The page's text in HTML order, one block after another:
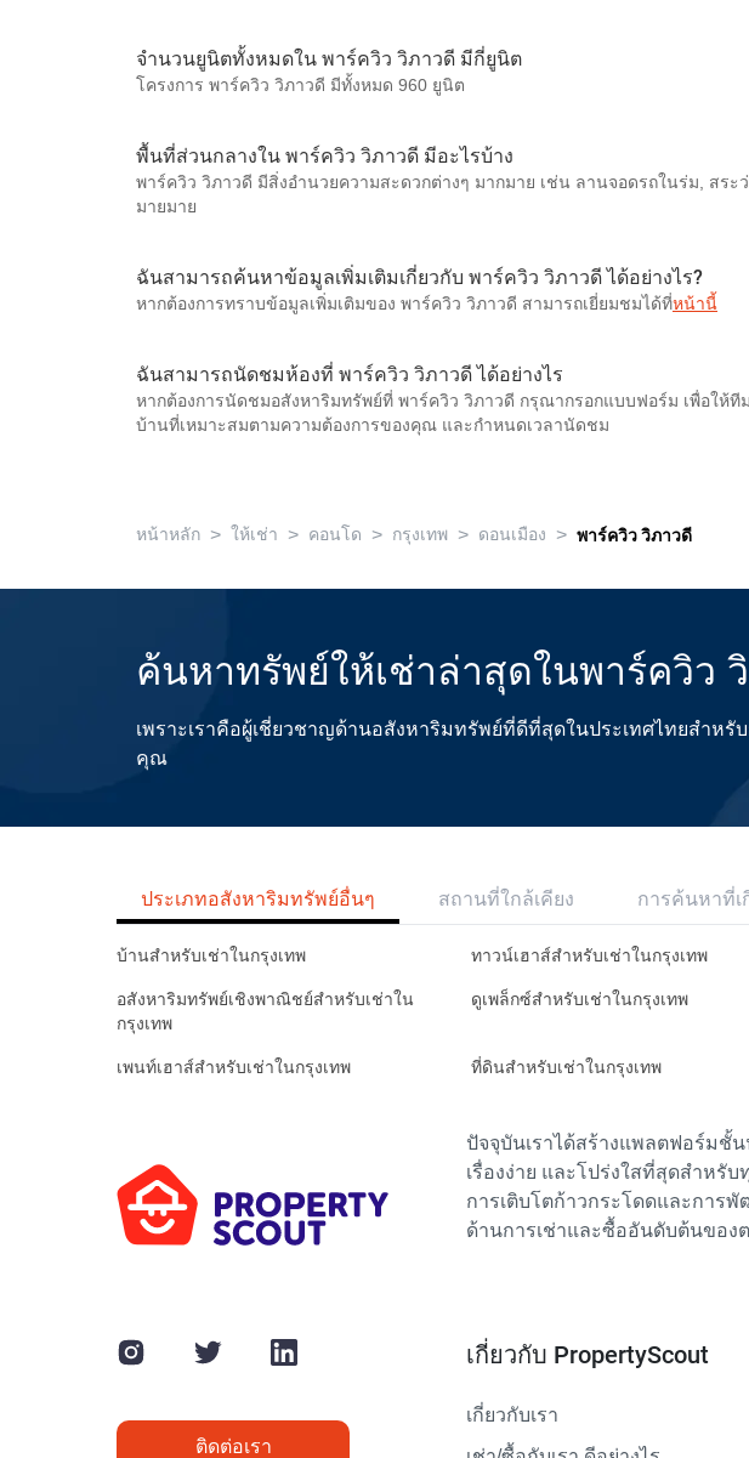
จำนวนยูนิตทั้งหมดใน พาร์ควิว วิภาวดี มีกี่ยูนิต
โครงการ พาร์ควิว วิภาวดี มีทั้งหมด 960 ยูนิต
พื้นที่ส่วนกลางใน พาร์ควิว วิภาวดี มีอะไรบ้าง
พาร์ควิว วิภาวดี มีสิ่งอำนวยความสะดวกต่างๆ มากมาย เช่น ลานจอดรถในร่ม, สระ
มายมาย
ฉันสามารถค้นหาข้อมูลเพิ่มเติมเกี่ยวกับ พาร์ควิว วิภาวดี ได้อย่างไร?
หากต้องการทราบข้อมูลเพิ่มเติมของ พาร์ควิว วิภาวดี สามารถเยี่ยมชมได้ที่หน้านี้
ฉันสามารถนัดชมห้องที่ พาร์ควิว วิภาวดี ได้อย่างไร
หากต้องการนัดชมอสังหาริมทรัพย์ที่ พาร์ควิว วิภาวดี กรุณากรอกแบบฟอร์ม เพื่อให้ที
บ้านที่เหมาะสมตามความต้องการของคุณ และกำหนดเวลานัดชม
หน้าหลัก > ให้เช่า > คอนโด > กรุงเทพ > ดอนเมือง > พาร์ควิว วิภาวดี
ค้นหาทรัพย์ให้เช่าล่าสุดในพาร์ควิว
เพราะเราคือผู้เชี่ยวชาญด้านอสังหาริมทรัพย์ที่ดีที่สุดในประเทศไทยสำหรั
คุณ
ประเภทอสังหาริมทรัพย์อื่นๆ สถานที่ใกล้เคียง การค้นหาที่เ
บ้านสำหรับเช่าในกรุงเทพ ทาวน์เฮาส์สำหรับเช่าในกรุงเทพ
อสังหาริมทรัพย์เชิงพาณิชย์สำหรับเช่าใน
กรุงเทพ
ดูเพล็กซ์สำหรับเช่าในกรุงเทพ
เพนท์เฮาส์สำหรับเช่าในกรุงเทพ ที่ดินสำหรับเช่าในกรุงเทพ
ปัจจุบันเราได้สร้างแพลตฟอร์มชั้
เรื่องง่าย และโปร่งใสที่สุดสำหรั
การเติบโตก้าวกระโดดและการ
ด้านการเช่าและซื้ออันดับต้นของ
ติดต่อเรา
เกี่ยวกับ PropertyScout
เกี่ยวกับเรา